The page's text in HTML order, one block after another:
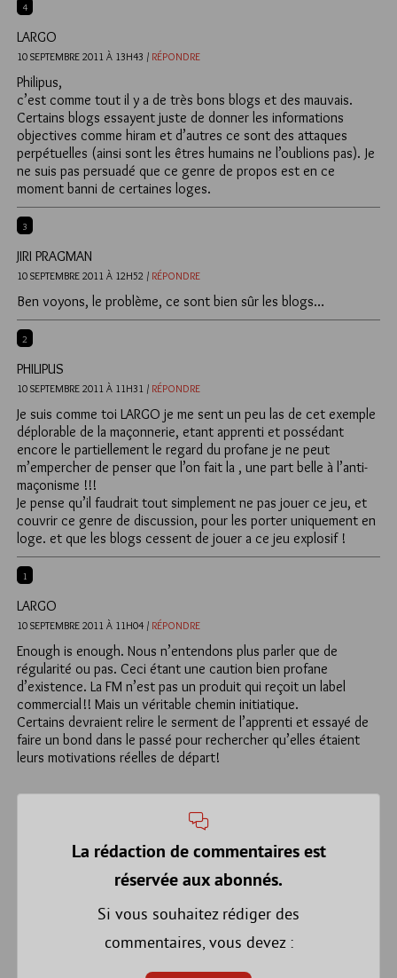
4
LARGO
10 SEPTEMBRE 2011 À 13H43 / RÉPONDRE
Philipus,
c’est comme tout il y a de très bons blogs et des mauvais.
Certains blogs essayent juste de donner les informations
objectives comme hiram et d’autres ce sont des attaques
perpétuelles (ainsi sont les êtres humains ne l’oublions pas). Je
ne suis pas persuadé que ce genre de propos est en ce
moment banni de certaines loges.
3
JIRI PRAGMAN
10 SEPTEMBRE 2011 À 12H52 / RÉPONDRE
Ben voyons, le problème, ce sont bien sûr les blogs…
2
PHILIPUS
10 SEPTEMBRE 2011 À 11H31 / RÉPONDRE
Je suis comme toi LARGO je me sent un peu las de cet exemple
déplorable de la maçonnerie, etant apprenti et possédant
encore le partiellement le regard du profane je ne peut
m’empercher de penser que l’on fait la , une part belle à l’anti-
maçonisme !!!
Je pense qu’il faudrait tout simplement ne pas jouer ce jeu, et
couvrir ce genre de discussion, pour les porter uniquement en
loge. et que les blogs cessent de jouer a ce jeu explosif !
1
LARGO
10 SEPTEMBRE 2011 À 11H04 / RÉPONDRE
Enough is enough. Nous n’entendons plus parler que de
régularité ou pas. Ceci étant une caution bien profane
d’existence. La FM n’est pas un produit qui reçoit un label
commercial!! Mais un véritable chemin initiatique.
Certains devraient relire le serment de l’apprenti et essayé de
faire un bond dans le passé pour rechercher qu’elles étaient
leurs motivations réelles de départ!
La rédaction de commentaires est
réservée aux abonnés.
Si vous souhaitez rédiger des
commentaires, vous devez :